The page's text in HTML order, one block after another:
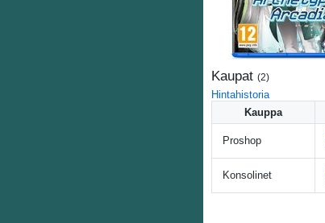
Kaupat (2)
Hintahistoria
Kauppa
Proshop
Konsolinet